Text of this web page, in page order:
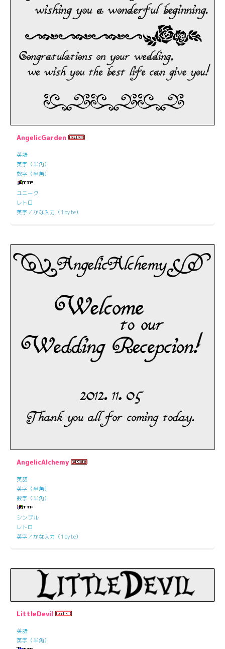
AngelicGarden
英語
英字（半角）
数字（半角）
ユニーク
レトロ
英字／かな入力（1byte）
AngelicAlchemy
英語
英字（半角）
数字（半角）
シンプル
レトロ
英字／かな入力（1byte）
LittleDevil
英語
英字（半角）